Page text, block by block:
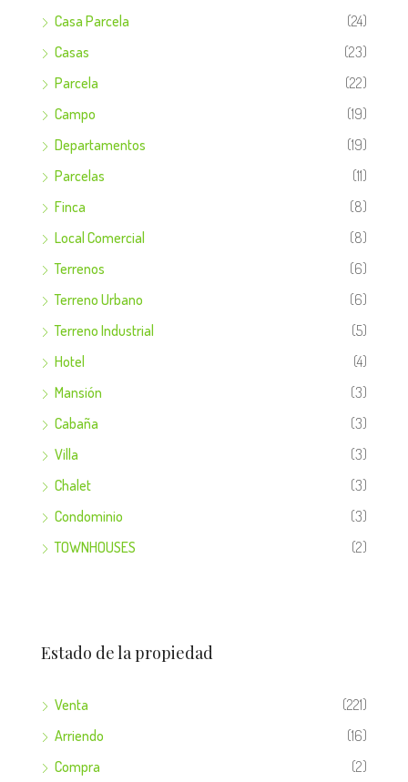
Casa Parcela
(24)
Casas
(23)
Parcela
(22)
Campo
(19)
Departamentos
(19)
Parcelas
(11)
Finca
(8)
Local Comercial
(8)
Terrenos
(6)
Terreno Urbano
(6)
Terreno Industrial
(5)
Hotel
(4)
Mansión
(3)
Cabaña
(3)
Villa
(3)
Chalet
(3)
Condominio
(3)
TOWNHOUSES
(2)
Estado de la propiedad
Venta
(221)
Arriendo
(16)
Compra
(2)